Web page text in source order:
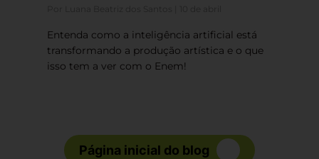
Entenda como a inteligência artificial está
transformando a produção artística e o que
isso tem a ver com o Enem!
Página inicial do blog